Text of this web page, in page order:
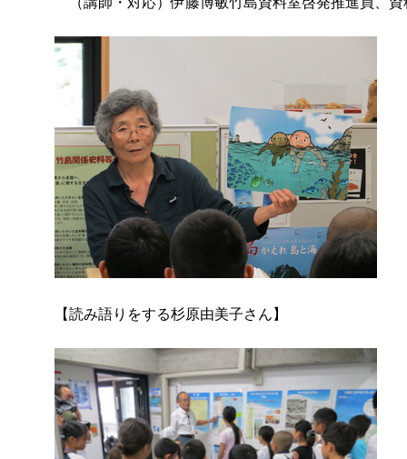
【読み語りをする杉原由美子さん】